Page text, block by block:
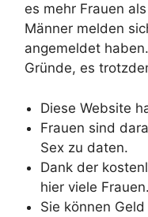
es mehr Frauen
Männer melden
angemeldet
Gründe, es
Diese Website
Frauen sind
Sex zu daten.
Dank der
hier viele Frauen.
Sie können